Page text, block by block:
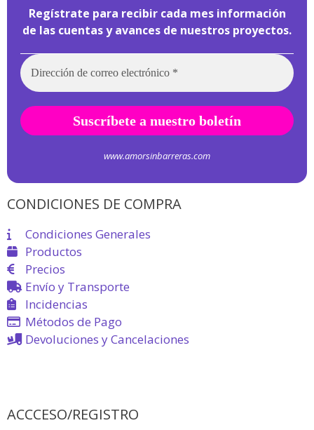
Regístrate para recibir cada mes información
de las cuentas y avances de nuestros proyectos.
www.amorsinbarreras.com
CONDICIONES DE COMPRA
Condiciones Generales
Productos
Precios
Envío y Transporte
Incidencias
Métodos de Pago
Devoluciones y Cancelaciones
ACCCESO/REGISTRO